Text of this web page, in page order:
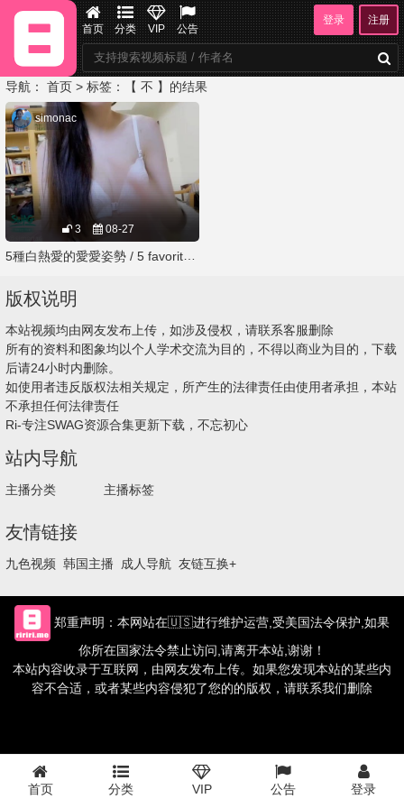
首页 分类 VIP 公告
登录 注册
导航： 首页 > 标签：【 不 】的结果
3 08-27
simonac
版权说明
本站视频均由网友发布上传，如涉及侵权，请联系客服删除
所有的资料和图象均以个人学术交流为目的，不得以商业为目的，下载
后请24小时内删除。
如使用者违反版权法相关规定，所产生的法律责任由使用者承担，本站
不承担任何法律责任
Ri-专注SWAG资源合集更新下载，不忘初心
站内导航
主播分类 主播标签
友情链接
九色视频 韩国主播 成人导航 友链互换+
郑重声明：本网站在🇺🇸进行维护运营,受美国法令保护,如果
你所在国家法令禁止访问,请离开本站,谢谢！
本站内容收录于互联网，由网友发布上传。如果您发现本站的某些内
容不合适，或者某些内容侵犯了您的的版权，请联系我们删除
首页 分类 VIP 公告 登录